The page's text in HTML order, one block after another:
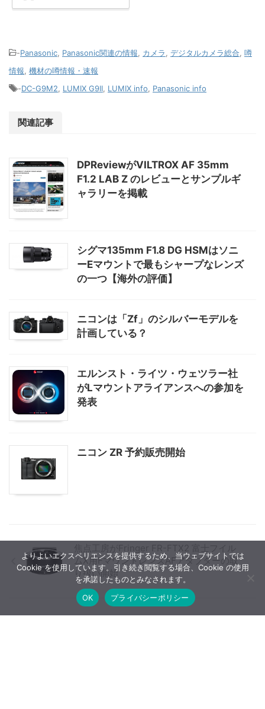
-Panasonic, Panasonic関連の情報, カメラ, デジタルカメラ総合, 噂
情報, 機材の噂情報・速報
-DC-G9M2, LUMIX G9II, LUMIX info, Panasonic info
関連記事
DPReviewがVILTROX AF 35mm
F1.2 LAB Z のレビューとサンプルギ
ャラリーを掲載
シグマ135mm F1.8 DG HSMはソニ
ーEマウントで最もシャープなレンズ
の一つ【海外の評価】
ニコンは「Zf」のシルバーモデルを
計画している？
エルンスト・ライツ・ウェツラー社
がLマウントアライアンスへの参加を
発表
ニコン ZR 予約販売開始
ムX用FマウントレンズAFアダプターの取
り扱い開始
よりよいエクスペリエンスを提供するため、当ウェブサイトでは
Cookie を使用しています。引き続き閲覧する場合、Cookie の使用
を承諾したものとみなされます。
OK
プライバシーポリシー